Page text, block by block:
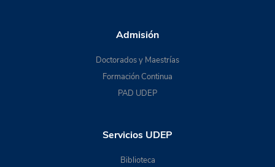
Admisión
Doctorados y Maestrías
Formación Continua
PAD UDEP
Servicios UDEP
Biblioteca